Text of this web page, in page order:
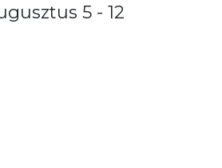
5 - 12